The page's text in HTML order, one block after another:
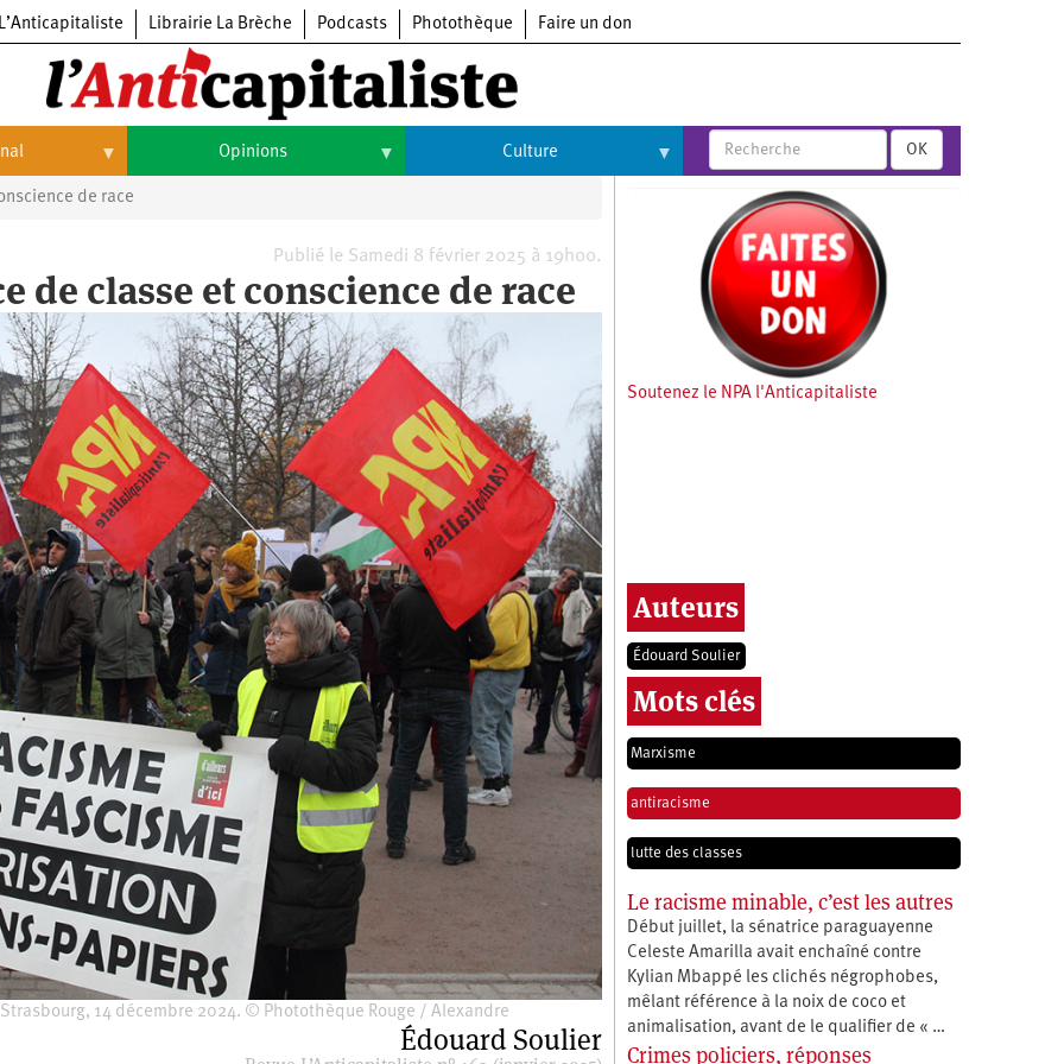
L’Anticapitaliste Librairie La Brèche Podcasts Photothèque Faire un don
Opinions Culture
Arts
Cinéma
Expositions
Livres
Musique
OK
de race
Publié le Samedi 8 février 2025 à 19h00.
de classe et conscience de race
14 décembre 2024. © Photothèque Rouge / Alexandre
Édouard Soulier
Soutenez le NPA l'Anticapitaliste
Auteurs
Édouard Soulier
Mots clés
Marxisme
antiracisme
lutte des classes
Le racisme minable, c’est les autres
Début juillet, la sénatrice paraguayenne
Celeste Amarilla avait enchaîné contre
Kylian Mbappé les clichés négrophobes,
mêlant référence à la noix de coco et
animalisation, avant de le qualifier de « …
Crimes policiers, réponses